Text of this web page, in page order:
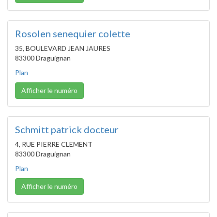
Rosolen senequier colette
35, BOULEVARD JEAN JAURES
83300 Draguignan
Plan
Afficher le numéro
Schmitt patrick docteur
4, RUE PIERRE CLEMENT
83300 Draguignan
Plan
Afficher le numéro